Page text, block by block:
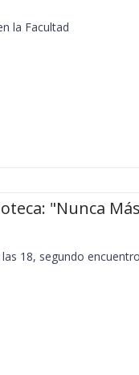
la Facultad
"Nunca
18, segundo